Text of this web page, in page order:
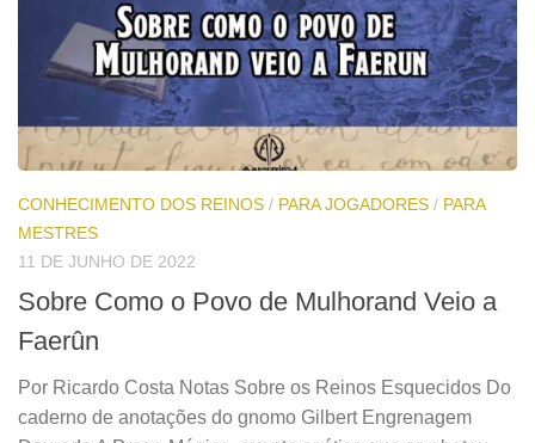
CONHECIMENTO DOS REINOS / PARA JOGADORES / PARA
MESTRES
11 DE JUNHO DE 2022
Sobre Como o Povo de Mulhorand Veio a
Faerûn
Por Ricardo Costa Notas Sobre os Reinos Esquecidos Do
caderno de anotações do gnomo Gilbert Engrenagem